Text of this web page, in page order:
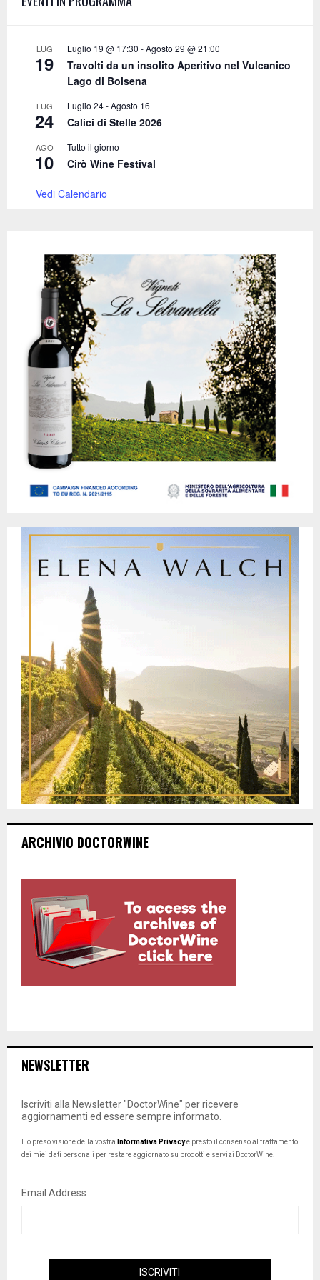
LUG
19
Luglio 19 @ 17:30 -Agosto 29 @ 21:00
Travolti da un insolito Aperitivo nel Vulcanico
Lago di Bolsena
LUG
24
Luglio 24-Agosto 16
Calici di Stelle 2026
AGO
10
Tutto il giorno
Cirò Wine Festival
Vedi Calendario
ARCHIVIO DOCTORWINE
NEWSLETTER
Iscriviti alla Newsletter "DoctorWine" per ricevere
aggiornamenti ed essere sempre informato.
Ho preso visione della vostra Informativa Privacye presto il consenso al trattamento
dei miei dati personali per restare aggiornato su prodotti e servizi DoctorWine.
Email Address